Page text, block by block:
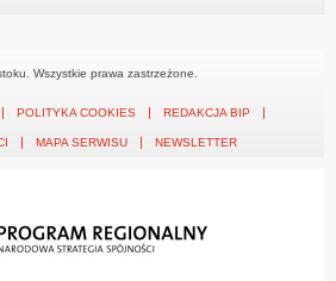
Wszystkie prawa zastrzeżone.
POLITYKA COOKIES REDAKCJA BIP
MAPA SERWISU NEWSLETTER